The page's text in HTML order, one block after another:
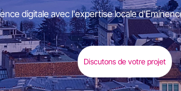
digitale avec l'expertise locale
Discutons de votre projet